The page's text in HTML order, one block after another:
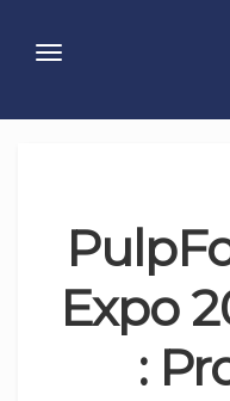
(English)
Expo
: